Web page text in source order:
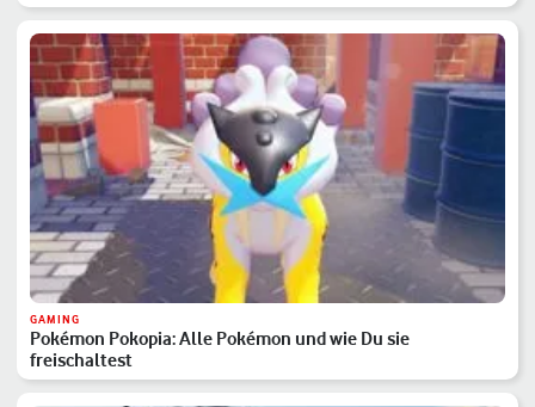
GAMING
Pokémon Pokopia: Alle Pokémon und wie Du sie
freischaltest